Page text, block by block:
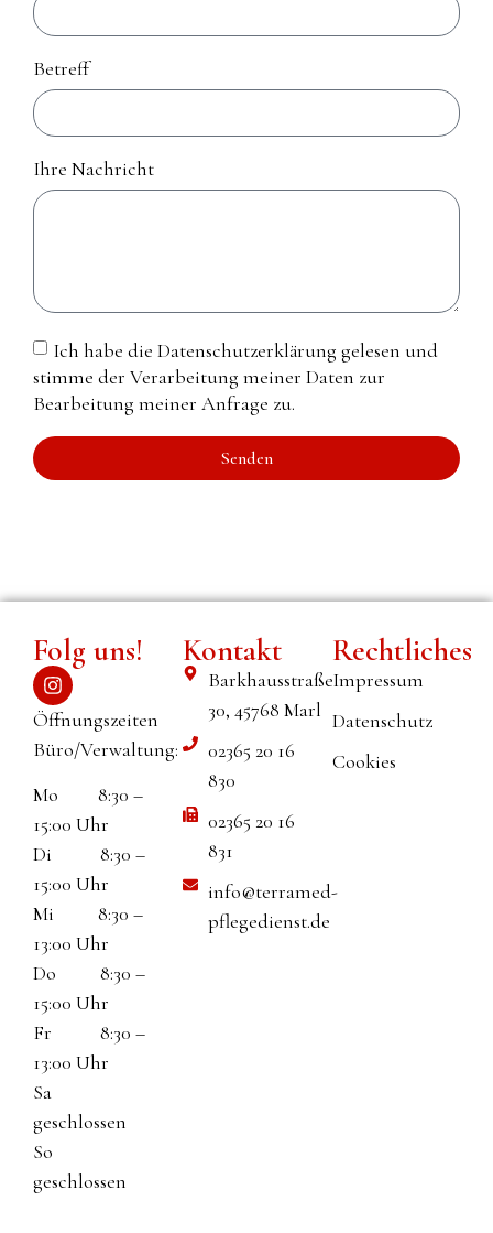
Betreff
Ihre Nachricht
Ich habe die Datenschutzerklärung gelesen und
stimme der Verarbeitung meiner Daten zur
Bearbeitung meiner Anfrage zu.
Senden
Folg uns!
Öffnungszeiten
Büro/Verwaltung:
Mo 8:30 –
15:00 Uhr
Di 8:30 –
15:00 Uhr
Mi 8:30 –
13:00 Uhr
Do 8:30 –
15:00 Uhr
Fr 8:30 –
13:00 Uhr
Sa
geschlossen
So
geschlossen
Kontakt
Barkhausstraße
30, 45768 Marl
02365 20 16
830
02365 20 16
831
info@terramed-
pflegedienst.de
Rechtliches
Impressum
Datenschutz
Cookies